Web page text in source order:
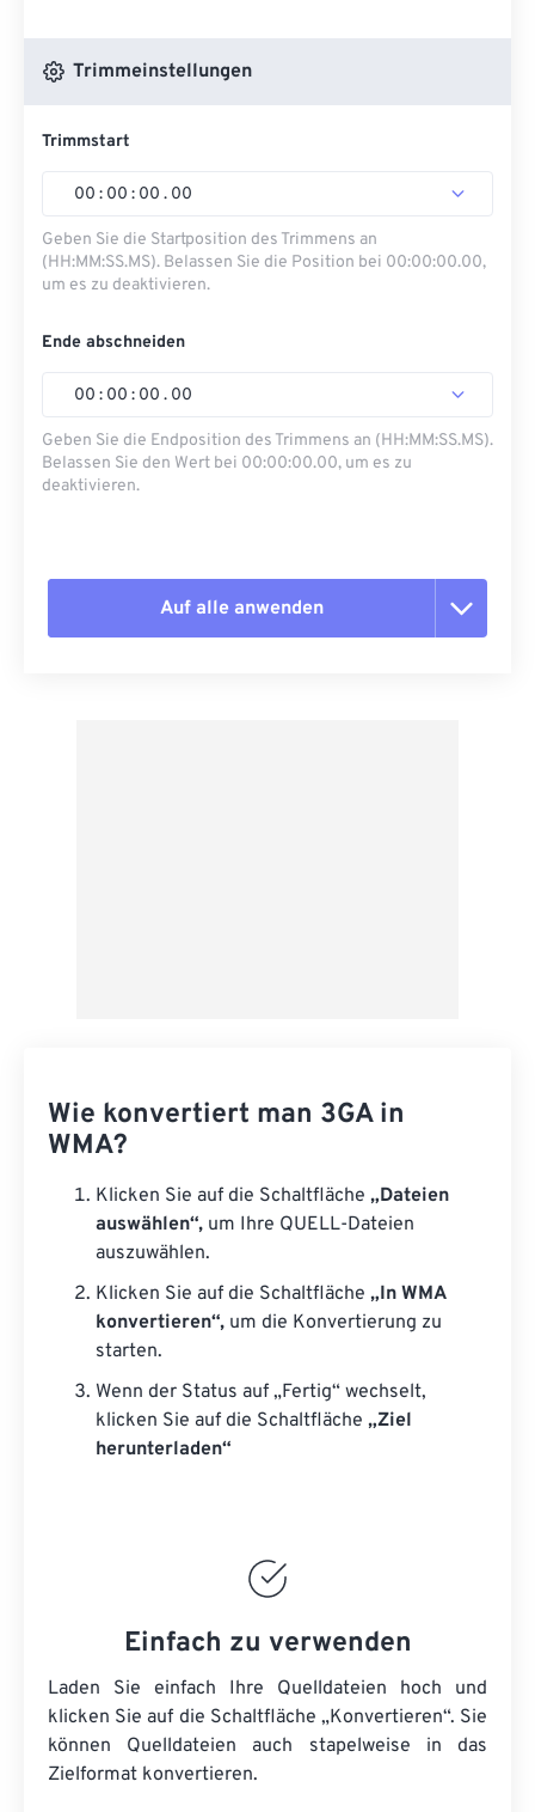
Trimmeinstellungen
Trimmstart
00 : 00 : 00 . 00
Geben Sie die Startposition des Trimmens an
(HH:MM:SS.MS). Belassen Sie die Position bei 00:00:00.00,
um es zu deaktivieren.
Ende abschneiden
00 : 00 : 00 . 00
Geben Sie die Endposition des Trimmens an (HH:MM:SS.MS).
Belassen Sie den Wert bei 00:00:00.00, um es zu
deaktivieren.
Auf alle anwenden
Wie konvertiert man 3GA in
WMA?
Klicken Sie auf die Schaltfläche „Dateien
auswählen“, um Ihre QUELL-Dateien
auszuwählen.
Klicken Sie auf die Schaltfläche „In WMA
konvertieren“, um die Konvertierung zu
starten.
Wenn der Status auf „Fertig“ wechselt,
klicken Sie auf die Schaltfläche „Ziel
herunterladen“
Einfach zu verwenden
Laden Sie einfach Ihre Quelldateien hoch und
klicken Sie auf die Schaltfläche „Konvertieren“. Sie
können Quelldateien auch stapelweise in das
Zielformat konvertieren.